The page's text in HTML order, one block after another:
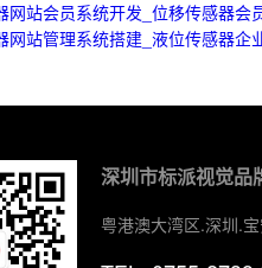
网站会员系统开发_位移传感器会
网站管理系统搭建_液位传感器企
深圳市标派视觉品
粤港澳大湾区.深圳.